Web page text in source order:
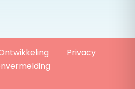
Privacy